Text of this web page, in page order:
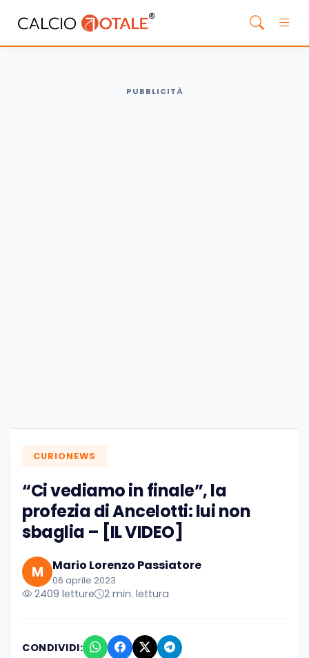
PUBBLICITÀ
CURIONEWS
“Ci vediamo in finale”, la
profezia di Ancelotti: lui non
sbaglia – [IL VIDEO]
M Mario Lorenzo Passiatore
06 aprile 2023
2409 letture 2 min. lettura
CONDIVIDI: